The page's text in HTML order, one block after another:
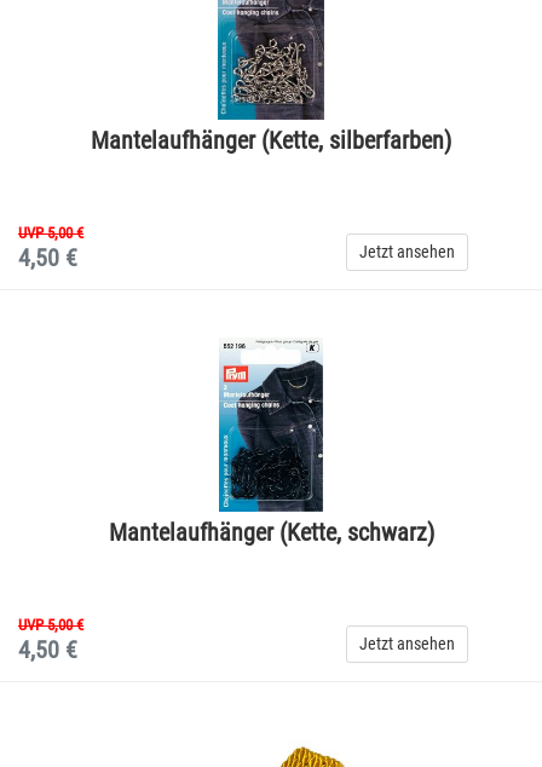
Mantelaufhänger (Kette, silberfarben)
UVP 5,00 €
4,50 € Jetzt ansehen
Mantelaufhänger (Kette, schwarz)
UVP 5,00 €
4,50 € Jetzt ansehen